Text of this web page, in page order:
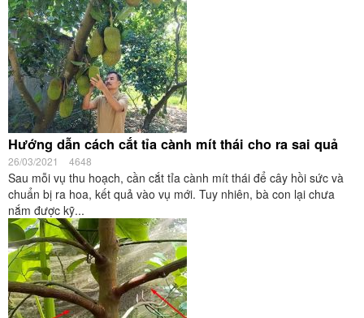
Hướng dẫn cách cắt tỉa cành mít thái cho ra sai quả
26/03/2021 4648
Sau mỗi vụ thu hoạch, cần cắt tỉa cành mít thái để cây hồi sức và
chuẩn bị ra hoa, kết quả vào vụ mới. Tuy nhiên, bà con lại chưa
nắm được kỹ...